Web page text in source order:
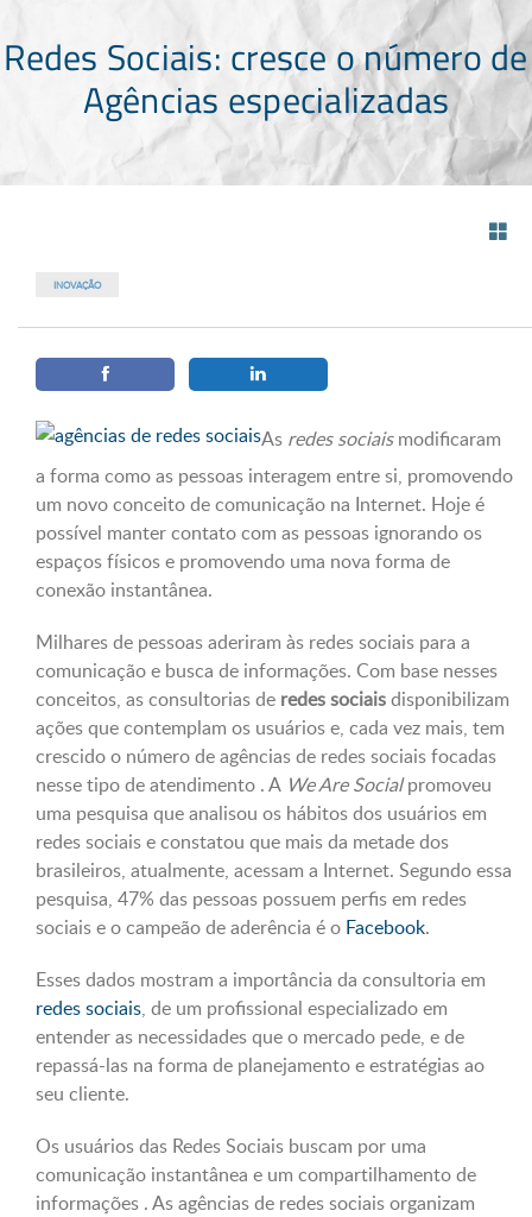
Redes Sociais: cresce o número de
Agências especializadas
INOVAÇÃO
As redes sociaismodificaram
a forma como as pessoas interagem entre si, promovendo
um novo conceito de comunicação na Internet. Hoje é
possível manter contato com as pessoas ignorando os
espaços físicos e promovendo uma nova forma de
conexão instantânea.
Milhares de pessoas aderiram às redes sociais para a
comunicação e busca de informações. Com base nesses
conceitos, as consultorias de redes sociaisdisponibilizam
ações que contemplam os usuários e, cada vez mais, tem
crescido o número de agências de redes sociais focadas
nesse tipo de atendimento . A We Are Socialpromoveu
uma pesquisa que analisou os hábitos dos usuários em
redes sociais e constatou que mais da metade dos
brasileiros, atualmente, acessam a Internet. Segundo essa
pesquisa, 47% das pessoas possuem perfis em redes
sociais e o campeão de aderência é o Facebook.
Esses dados mostram a importância da consultoria em
redes sociais, de um profissional especializado em
entender as necessidades que o mercado pede, e de
repassá-las na forma de planejamento e estratégias ao
seu cliente.
Os usuários das Redes Sociais buscam por uma
comunicação instantânea e um compartilhamento de
informações . As agências de redes sociais organizam